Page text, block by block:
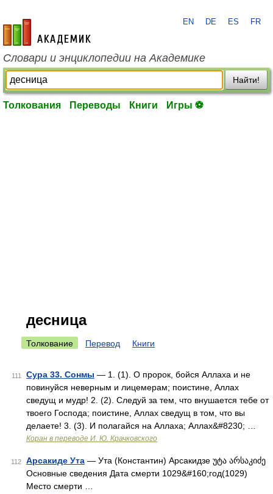
academic.ru
EN DE ES FR
Словари и энциклопедии на Академике
Найти!
Толкования Переводы Книги Игры ⚽
десница
Толкование Перевод Книги
111 Сура 33. Сонмы — 1. (1). О пророк, бойся Аллаха и не
повинуйся неверным и лицемерам; поистине, Аллах
сведущ и мудр! 2. (2). Следуй за тем, что внушается тебе от
твоего Господа; поистине, Аллах сведущ в том, что вы
делаете! 3. (3). И полагайся на Аллаха; Аллах&#8230; …
Коран в переводе И. Ю. Крачковского
112 Арсакиде Ута — Ута (Константин) Арсакидзе უტა არსაკიძე
Основные сведения Дата смерти 1029&#160;год(1029)
Место смерти …